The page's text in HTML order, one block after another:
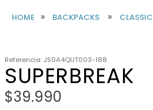
BACKPACKS CLASSIC
Referencia:JS0A4QUT003-188
SUPERBREAK
$39.990